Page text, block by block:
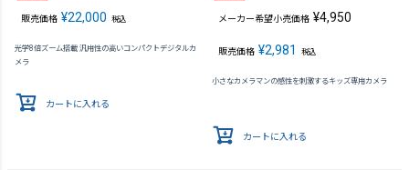
販売価格 ¥22,000 税込
光学8倍ズーム搭載 汎用性の高いコンパクトデジタルカ
メラ
カートに入れる
メーカー希望小売価格 ¥4,950
販売価格 ¥2,981 税込
小さなカメラマンの感性を刺激するキッズ専用カメラ
カートに入れる